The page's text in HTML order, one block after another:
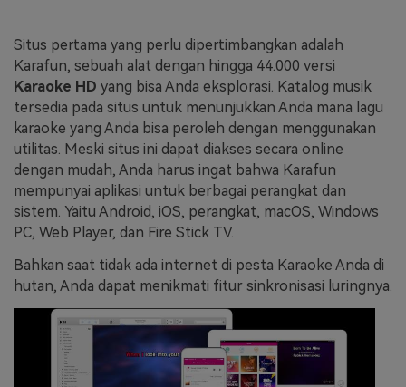
Situs pertama yang perlu dipertimbangkan adalah
Karafun, sebuah alat dengan hingga 44.000 versi
Karaoke HD yang bisa Anda eksplorasi. Katalog musik
tersedia pada situs untuk menunjukkan Anda mana lagu
karaoke yang Anda bisa peroleh dengan menggunakan
utilitas. Meski situs ini dapat diakses secara online
dengan mudah, Anda harus ingat bahwa Karafun
mempunyai aplikasi untuk berbagai perangkat dan
sistem. Yaitu Android, iOS, perangkat, macOS, Windows
PC, Web Player, dan Fire Stick TV.
Bahkan saat tidak ada internet di pesta Karaoke Anda di
hutan, Anda dapat menikmati fitur sinkronisasi luringnya.